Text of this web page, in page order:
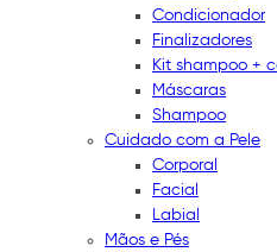
Condicionador
Finalizadores
Kit shampoo +
Máscaras
Shampoo
Cuidado com a Pele
Corporal
Facial
Labial
Mãos e Pés